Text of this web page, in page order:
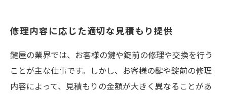
でお客様の声にお応えします
修理内容に応じた適切な見積もり提供
鍵屋の業界では、お客様の鍵や錠前の修理や交換を行う
ことが主な仕事です。しかし、お客様の鍵や錠前の修理
内容によって、見積もりの金額が大きく異なることがあ